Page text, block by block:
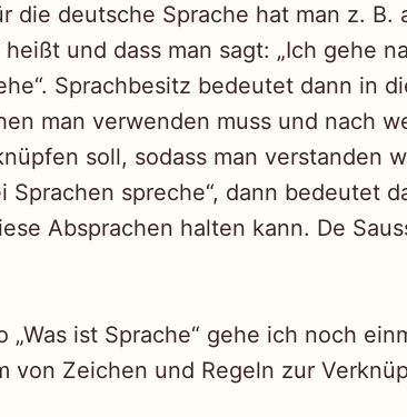
die deutsche Sprache hat man z. B.
heißt und dass man sagt: „Ich gehe
Sprachbesitz bedeutet dann in
man verwenden muss und nach
soll, sodass man verstanden
Sprachen spreche“, dann bedeutet
Absprachen halten kann. De
„Was ist Sprache“ gehe ich noch
von Zeichen und Regeln zur